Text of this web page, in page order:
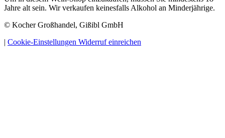
Jahre alt sein. Wir verkaufen keinesfalls Alkohol an Minderjährige.
© Kocher Großhandel, Gißibl GmbH
| Cookie-Einstellungen Widerruf einreichen